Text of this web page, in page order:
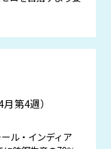
第4週）
ル・インディア